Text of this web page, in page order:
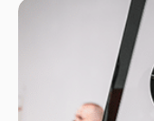
Sicherheit Ihrer
gewährleisten.
Schäden durch
das die
wiederherstellt.